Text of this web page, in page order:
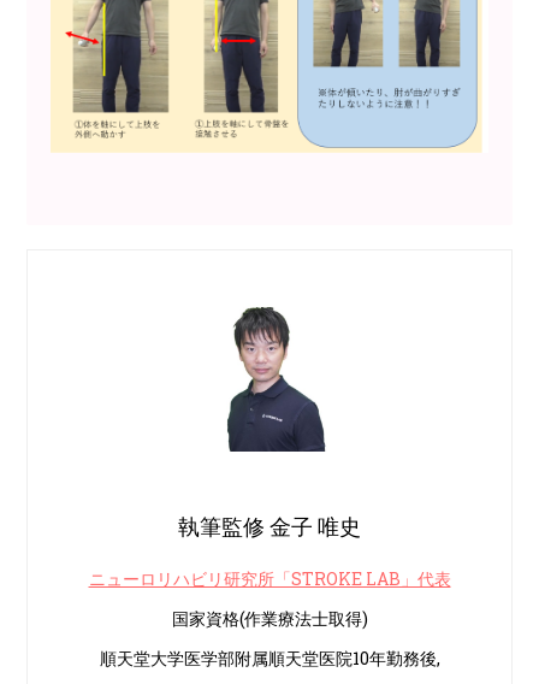
執筆監修 金子 唯史
ニューロリハビリ研究所「STROKE LAB」代表
国家資格(作業療法士取得)
順天堂大学医学部附属順天堂医院10年勤務後,